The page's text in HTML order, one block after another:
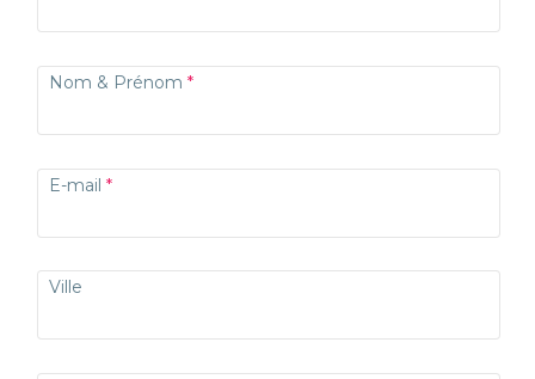
Nom & Prénom
E-mail
Ville